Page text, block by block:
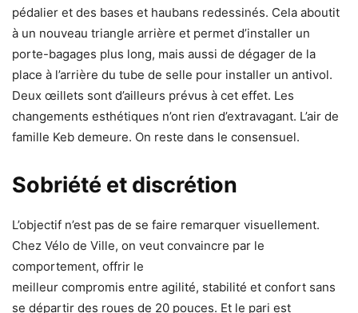
pédalier et des bases et haubans redessinés. Cela aboutit
à un nouveau triangle arrière et permet d’installer un
porte-bagages plus long, mais aussi de dégager de la
place à l’arrière du tube de selle pour installer un antivol.
Deux œillets sont d’ailleurs prévus à cet effet. Les
changements esthétiques n’ont rien d’extravagant. L’air de
famille Keb demeure. On reste dans le consensuel.
Sobriété et discrétion
L’objectif n’est pas de se faire remarquer visuellement.
Chez Vélo de Ville, on veut convaincre par le
comportement, offrir le
meilleur compromis entre agilité, stabilité et confort sans
se départir des roues de 20 pouces. Et le pari est